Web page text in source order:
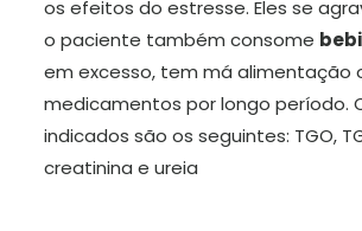
os efeitos do estresse. Eles se
o paciente também consome
em excesso, tem má alimentação
medicamentos por longo período.
indicados são os seguintes: TGO,
creatinina e ureia